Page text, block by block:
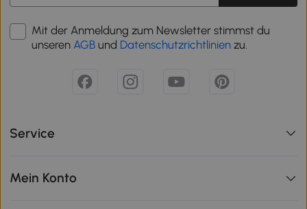
Mit der Anmeldung zum Newsletter stimmst du
unseren AGB und Datenschutzrichtlinien zu.
Service
Mein Konto